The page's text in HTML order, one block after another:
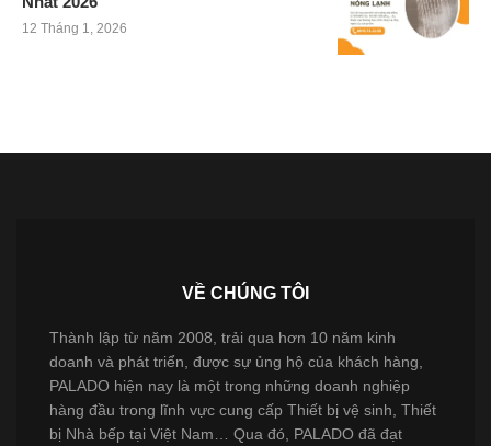
12 Tháng 1, 2026
VỀ CHÚNG TÔI
Thành lập từ năm 2008, trải qua hơn 10 năm kinh
doanh và phát triển, được sự ủng hộ của khách hàng,
PALADO hiện nay là một trong những doanh nghiệp
hàng đầu trong lĩnh vực cung cấp Thiết bị vệ sinh, Thiết
bị Nhà bếp tại Việt Nam… Qua đó, PALADO đã đạt